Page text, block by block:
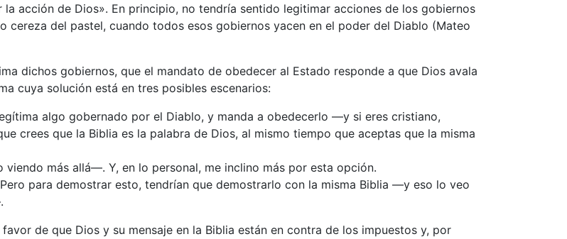
acción de Dios». En principio, no tendría sentido legitimar acciones de los gobiernos
del pastel, cuando todos esos gobiernos yacen en el poder del Diablo (Mateo
dichos gobiernos, que el mandato de obedecer al Estado responde a que Dios avala
cuya solución está en tres posibles escenarios:
algo gobernado por el Diablo, y manda a obedecerlo —y si eres cristiano,
crees que la Biblia es la palabra de Dios, al mismo tiempo que aceptas que la misma
más allá—. Y, en lo personal, me inclino más por esta opción.
para demostrar esto, tendrían que demostrarlo con la misma Biblia —y eso lo veo
de que Dios y su mensaje en la Biblia están en contra de los impuestos y, por